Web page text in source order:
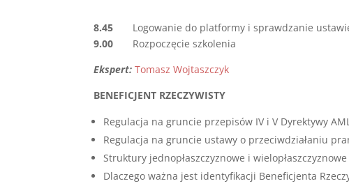
8.45 Logowanie do platformy i sprawdzanie
9.00 Rozpoczęcie szkolenia
Ekspert: Tomasz Wojtaszczyk
BENEFICJENT RZECZYWISTY
Regulacja na gruncie przepisów IV i V Dyrektywy
Regulacja na gruncie ustawy o przeciwdziałaniu
Struktury jednopłaszczyznowe i wielopłaszczyznowe
Dlaczego ważna jest identyfikacji Beneficjenta